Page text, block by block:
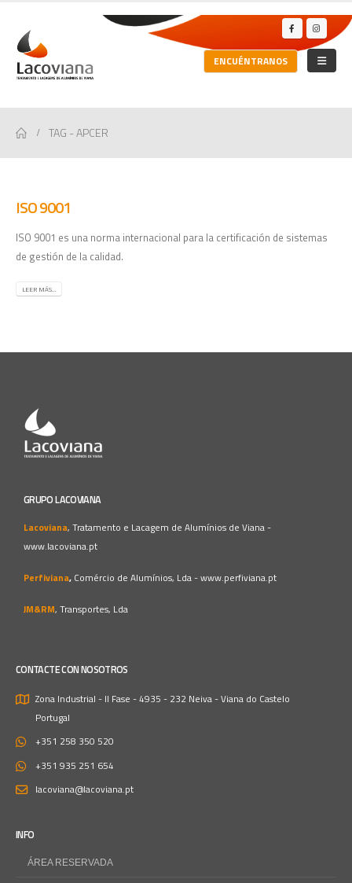
ENCUÉNTRANOS
TAG -APCER
ISO 9001
ISO 9001 es una norma internacional para la certificación de sistemas
de gestión de la calidad.
LEER MÁS...
GRUPO LACOVIANA
Lacoviana, Tratamento e Lacagem de Alumínios de Viana -
www.lacoviana.pt
Perfiviana, Comércio de Alumínios, Lda -www.perfiviana.pt
JM&RM, Transportes, Lda
CONTACTE CON NOSOTROS
Zona Industrial - II Fase - 4935 - 232 Neiva - Viana do Castelo
Portugal
+351 258 350 520
+351 935 251 654
lacoviana@lacoviana.pt
INFO
ÁREA RESERVADA